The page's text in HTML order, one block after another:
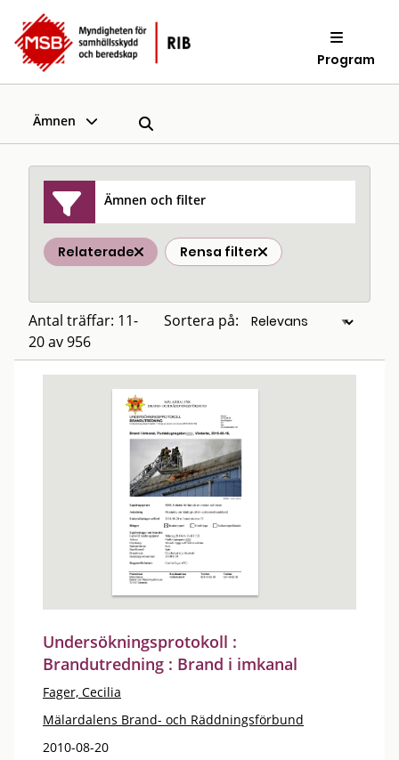
Program
Ämnen
Ämnen och filter
Relaterade Rensa filter
Antal träffar: 11-
20 av 956
Sortera på:
Undersökningsprotokoll :
Brandutredning : Brand i imkanal
Fager, Cecilia
Mälardalens Brand- och Räddningsförbund
2010-08-20